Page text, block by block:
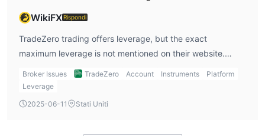
WikiFX Rispondi
TradeZero trading offers leverage, but the exact
maximum leverage is not mentioned on their website.
From my experience, brokers in the US typically offer
leverage up to 1:4 for retail traders, but I’d contact
TradeZero broker directly to get more details on the
Broker Issues TradeZero Account Instruments
Platform
Leverage
2025-06-11
Stati Uniti